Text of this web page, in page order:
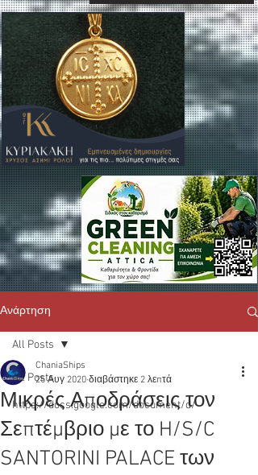
Ανάρτηση
All Posts
https://docs.google.com/document/d/
All Posts
Μικρές Αποδράσεις τον
Σεπτέμβριο με το H/S/C
SANTORINI PALACE των
ChaniaShips
25 Αυγ 2020 διαβάστηκε 2 λεπτά